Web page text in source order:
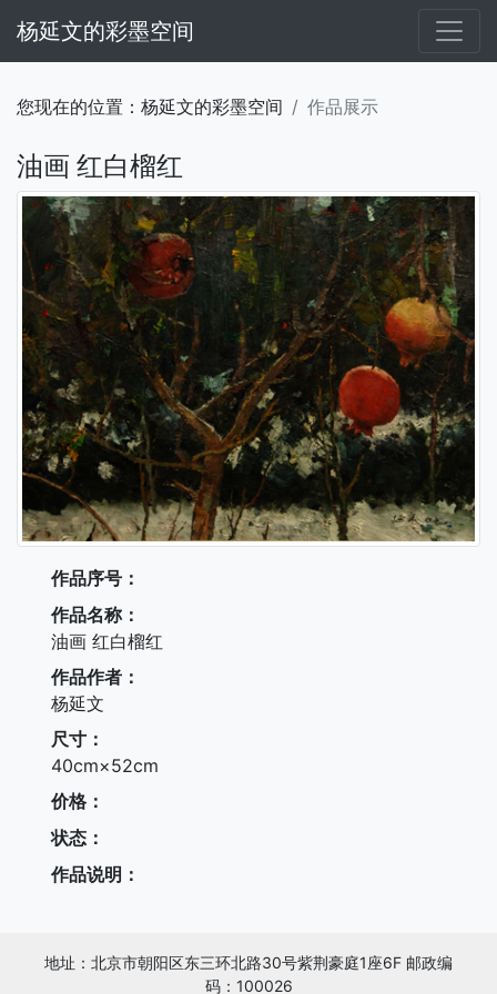
杨延文的彩墨空间
您现在的位置：杨延文的彩墨空间 作品展示
油画 红白榴红
作品序号：
作品名称：
油画 红白榴红
作品作者：
杨延文
尺寸：
40cm×52cm
价格：
状态：
作品说明：
地址：北京市朝阳区东三环北路30号紫荆豪庭1座6F 邮政编
码：100026